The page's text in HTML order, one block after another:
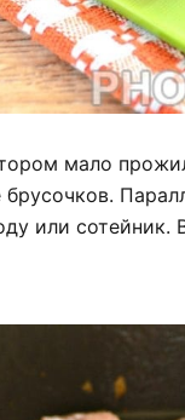
мало
или сотейник.